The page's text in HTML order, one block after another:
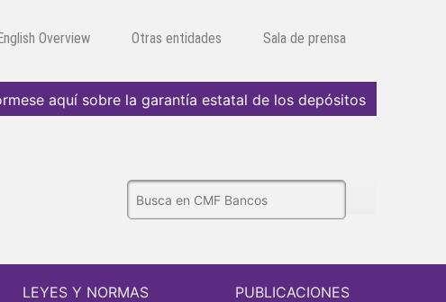
Overview Otras entidades Sala de prensa
aquí sobre la garantía estatal de los depósitos
LEYES Y NORMAS
PUBLICACIONES